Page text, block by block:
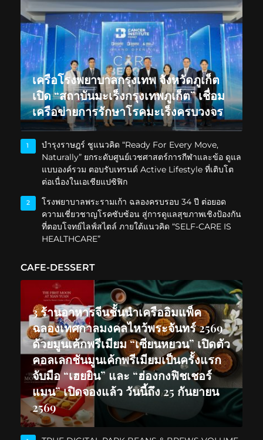
เครือโรงพยาบาลกรุงเทพ จังหวัดภูเก็ต
เปิด “สถาบันมะเร็งกรุงเทพภูเก็ต” เชื่อม
เครือข่ายการรักษาโรคมะเร็งครบวงจร
1
บำรุงราษฎร์ ชูแนวคิด “Ready For Every Move,
Naturally” ยกระดับศูนย์เวชศาสตร์การกีฬาและข้อ ดูแล
แบบองค์รวม ตอบรับเทรนด์ Active Lifestyle ที่เติบโต
ต่อเนื่องในเอเชียแปซิฟิก
2
โรงพยาบาลพระรามเก้า ฉลองครบรอบ 34 ปี ต่อยอด
ความเชี่ยวชาญโรคซับซ้อน สู่การดูแลสุขภาพเชิงป้องกัน
ที่ตอบโจทย์ไลฟ์สไตล์ ภายใต้แนวคิด “SELF-CARE IS
HEALTHCARE”
CAFE-DESSERT
3 ร้านอาหารจีนชั้นนำเครืออิมแพ็ค
ฉลองเทศกาลมงคลไหว้พระจันทร์ 2569
ด้วยมูนเค้กพรีเมียม “เซียนหยวน” เปิดตัว
คอลเลกชันมูนเค้กพรีเมียมเป็นครั้งแรก
จับมือ “เฮยยิน” และ “ฮ่องกงฟิชเชอร์
แมน” เปิดจองแล้ว วันนี้ถึง 25 กันยายน
2569